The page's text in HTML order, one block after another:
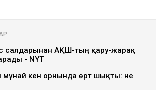
салдарынан АҚШ-тың қару-жарақ
- NYT
мұнай кен орнында өрт шықты: не